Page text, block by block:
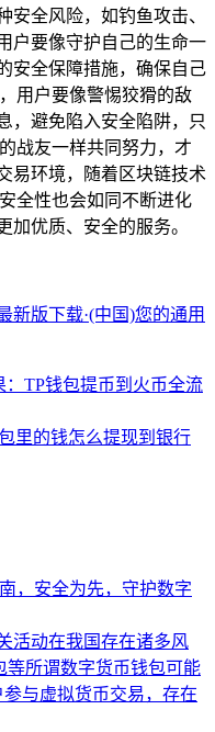
安全风险，如钓鱼攻击、
户要像守护自己的生命一
安全保障措施，确保自己
用户要像警惕狡猾的敌
，避免陷入安全陷阱，只
战友一样共同努力，才
易环境，随着区块链技术
全性也会如同不断进化
加优质、安全的服务。
新版下载·(中国)您的通用
：TP钱包提币到火币全流
里的钱怎么提现到银行
，安全为先，守护数字
活动在我国存在诸多风
等所谓数字货币钱包可能
与虚拟货币交易，存在